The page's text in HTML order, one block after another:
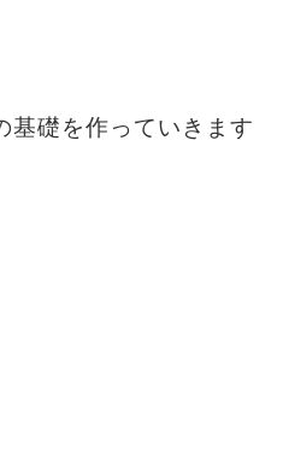
基礎を作っていきます